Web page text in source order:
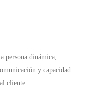
persona dinámica,
y capacidad
cliente.